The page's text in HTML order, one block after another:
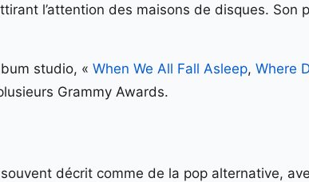
l’attention des maisons de disques. Son
studio, « When We All Fall Asleep, Where
Grammy Awards.
décrit comme de la pop alternative,